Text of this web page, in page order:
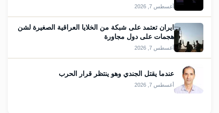
أغسطس 7, 2026
ايران تعتمد على شبكة من الخلايا العراقية الصغيرة لشن
هجمات على دول مجاورة
أغسطس 7, 2026
عندما يقتل الجندي وهو ينتظر قرار الحرب
أغسطس 7, 2026